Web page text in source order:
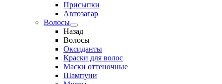
Присыпки
Автозагар
Волосы
Назад
Волосы
Оксиданты
Краски для волос
Маски оттеночные
Шампуни